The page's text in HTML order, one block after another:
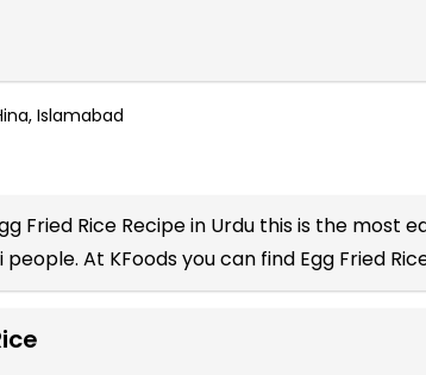
Islamabad
Fried Rice Recipe in Urdu this is the most
people. At KFoods you can find Egg Fried